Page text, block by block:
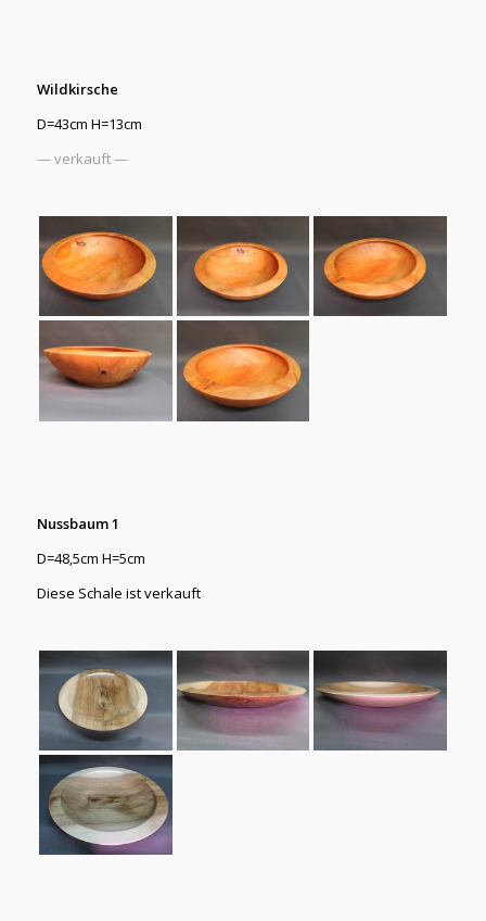
Wildkirsche
D=43cm H=13cm
— verkauft —
Nussbaum 1
D=48,5cm H=5cm
Diese Schale ist verkauft